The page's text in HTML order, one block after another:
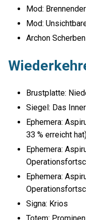
Mod:
Mod:
Archon
Brustplatte:
Siegel: Das
Ephemera:
33 % erreicht
Ephemera:
Ephemera:
Signa: Krios